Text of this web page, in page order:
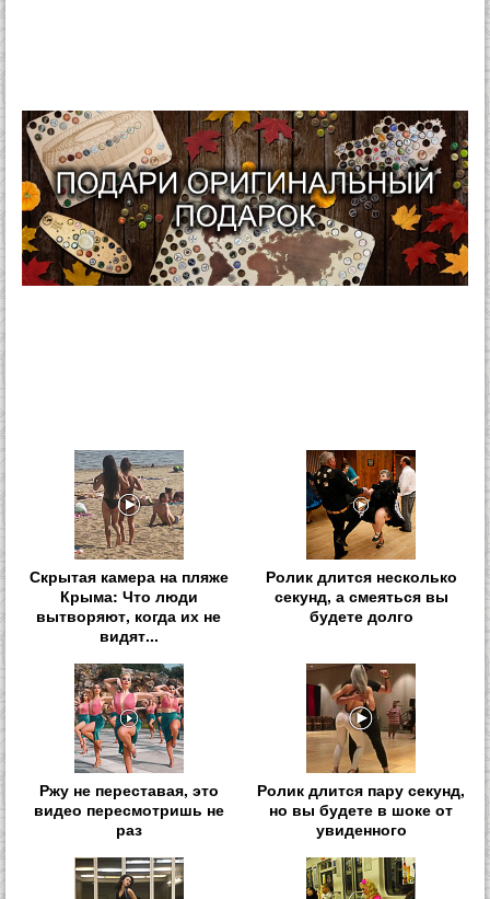
Скрытая камера на пляже
Крыма: Что люди
вытворяют, когда их не
видят...
Ролик длится несколько
секунд, а смеяться вы
будете долго
Ржу не переставая, это
видео пересмотришь не
раз
Ролик длится пару секунд,
но вы будете в шоке от
увиденного